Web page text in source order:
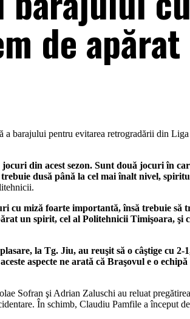
de
barajului pentru evitarea retrogradării din
din acest sezon. Sunt două jocuri în
dusă până la cel mai înalt nivel,
cu miză foarte importantă, însă trebuie să
un spirit, cel al Politehnicii Timişoara,
la Tg. Jiu, au reuşit să o câştige cu
aspecte ne arată că Braşovul e o
Sofran şi Adrian Zaluschi au reluat
În schimb, Claudiu Pamfile a început